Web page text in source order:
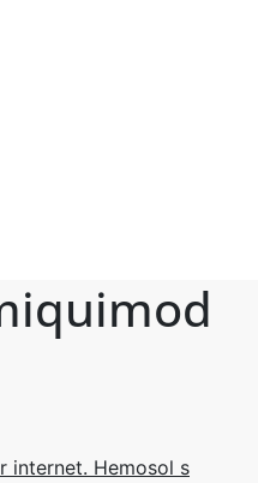
internet. Hemosol s